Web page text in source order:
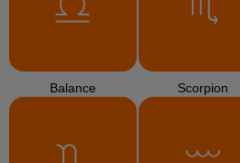
Balance Scorpion